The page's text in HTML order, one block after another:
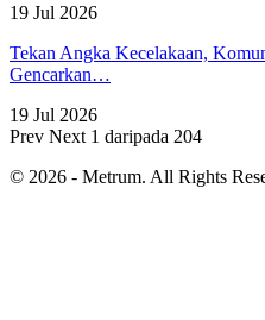
19 Jul 2026
Tekan Angka Kecelakaan,
Gencarkan…
19 Jul 2026
Prev Next 1 daripada 204
© 2026 - Metrum. All Rights